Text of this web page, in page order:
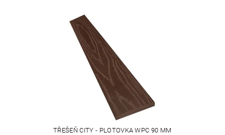
TŘEŠEŇ CITY - PLOTOVKA WPC 90 MM